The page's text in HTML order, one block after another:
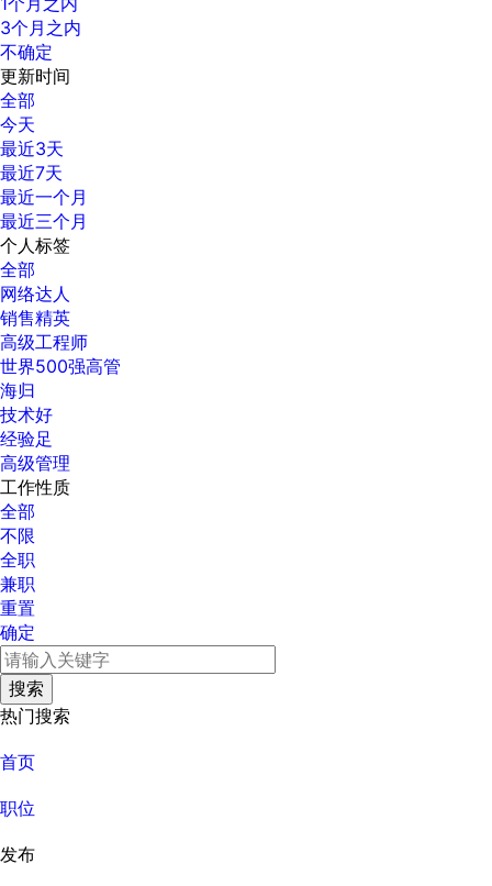
3个月之内
不确定
更新时间
全部
今天
最近3天
最近7天
最近一个月
最近三个月
个人标签
全部
网络达人
销售精英
高级工程师
世界500强高管
海归
技术好
经验足
高级管理
工作性质
全部
不限
全职
兼职
重置
确定
热门搜索
首页
职位
发布